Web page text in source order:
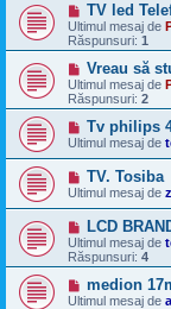
TV led
Ultimul mesaj de
Răspunsuri: 1
Vreau să
Ultimul mesaj de
Răspunsuri: 2
Tv philips
Ultimul mesaj de
TV. Tosiba
Ultimul mesaj de
LCD
Ultimul mesaj de
Răspunsuri: 4
medion
Ultimul mesaj de